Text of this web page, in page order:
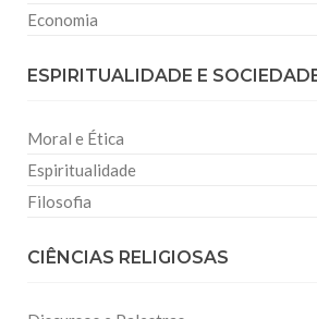
Economia
ESPIRITUALIDADE E
Moral e Ética
Espiritualidade
Filosofia
CIÊNCIAS RELIGIOSAS